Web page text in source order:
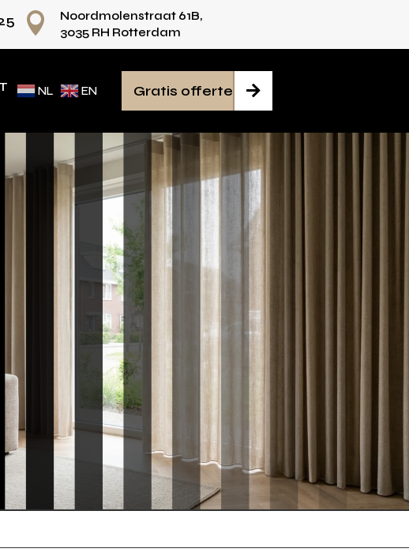
advies voor iedere ruimte

Noordmolenstraat 61B,
3035 RH Rotterdam
NL EN 
Gratis offerte